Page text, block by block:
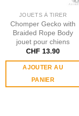
JOUETS À TIRER
Chomper Gecko with
Braided Rope Body
jouet pour chiens
CHF 13.90
AJOUTER AU
PANIER